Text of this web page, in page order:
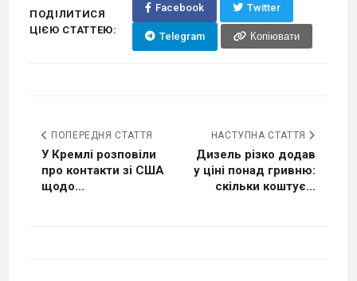
ПОДІЛИТИСЯ
ЦІЄЮ СТАТТЕЮ:
Facebook Twitter
Telegram Копіювати
ПОПЕРЕДНЯ СТАТТЯ
У Кремлі розповіли
про контакти зі США
щодо...
НАСТУПНА СТАТТЯ
Дизель різко додав
у ціні понад гривню:
скільки коштує...